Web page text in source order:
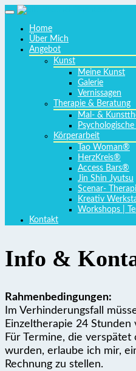
Home
Über Mich
Angebot
Kunst
Meine Kunst
Galerie
Vernissagen
Therapie & Beratung
Mal- &
Körperarbeit
Tao Woman®
HerzKreis®
Access Bars®
Jin Shin Jyutsu
Scenar-
Kreativ
Workshops |
Kontakt
Info &
Rahmenbedingungen:
Im Verhinderungsfall
Einzeltherapie 24
Für Termine, die
wurden, erlaube ich mir,
Rechnung zu stellen.